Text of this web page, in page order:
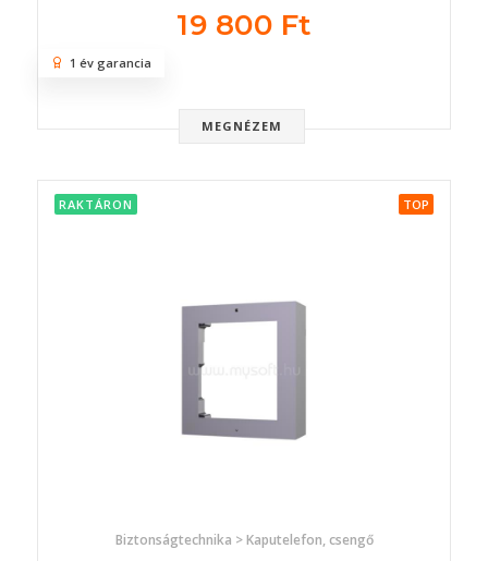
19 800 Ft
MEGNÉZEM
1 év garancia
RAKTÁRON TOP
Biztonságtechnika > Kaputelefon, csengő